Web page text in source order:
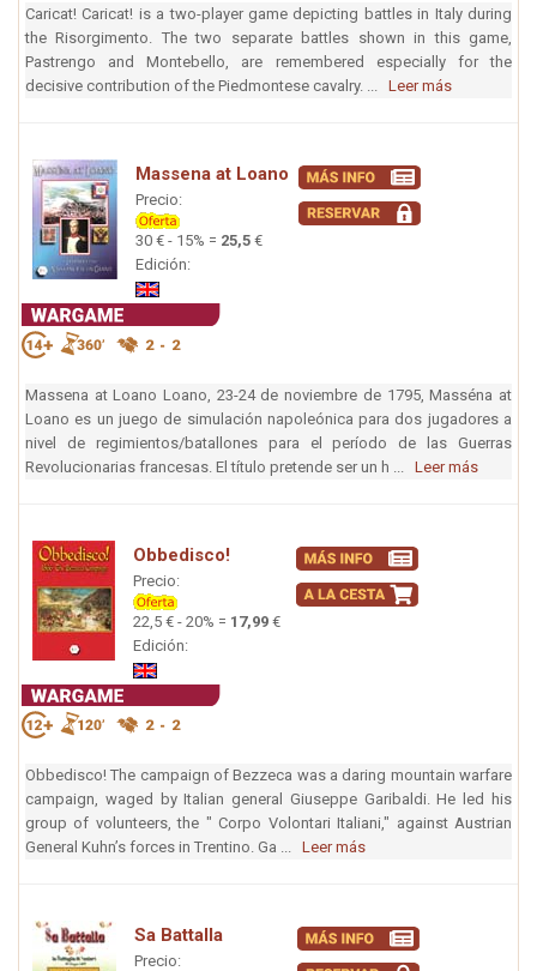
Caricat! Caricat! is a two-player game depicting battles in Italy during
the Risorgimento. The two separate battles shown in this game,
Pastrengo and Montebello, are remembered especially for the
decisive contribution of the Piedmontese cavalry. ... Leer más
Massena at Loano
Precio:
30 € - 15% = 25,5 €
Edición:
Massena at Loano Loano, 23-24 de noviembre de 1795, Masséna at
Loano es un juego de simulación napoleónica para dos jugadores a
nivel de regimientos/batallones para el período de las Guerras
Revolucionarias francesas. El título pretende ser un h ... Leer más
Obbedisco!
Precio:
22,5 € - 20% = 17,99 €
Edición:
Obbedisco! The campaign of Bezzeca was a daring mountain warfare
campaign, waged by Italian general Giuseppe Garibaldi. He led his
group of volunteers, the " Corpo Volontari Italiani," against Austrian
General Kuhn’s forces in Trentino. Ga ... Leer más
Sa Battalla
Precio: